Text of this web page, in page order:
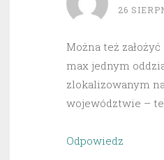
26
Można też
max jednym
zlokalizowanym
województwie –
Odpowiedz